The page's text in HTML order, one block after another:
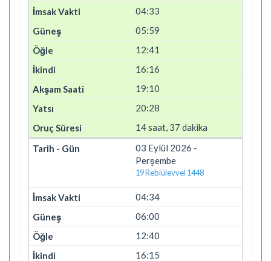
04:33
05:59
12:41
16:16
19:10
20:28
14 saat, 37 dakika
03 Eylül 2026 -
Perşembe
19 Rebiülevvel 1448
04:34
06:00
12:40
16:15